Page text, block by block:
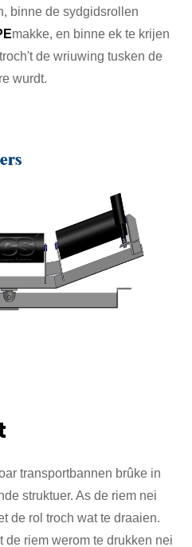
binne de sydgidsrollen
makke, en binne ek te krijen
de wriuwing tusken de
wurdt.
transportbannen brûke in
struktuer. As de riem nei
de rol troch wat te draaien.
riem werom te drukken nei